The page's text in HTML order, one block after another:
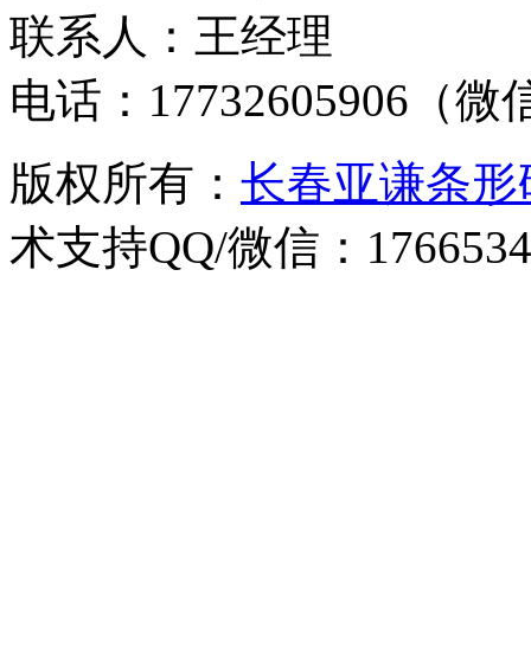
联系人：王经理
电话：17732605906（微
版权所有： 长春亚谦条
术支持QQ/微信：